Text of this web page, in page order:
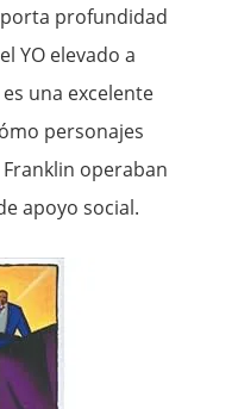
profundidad
YO elevado a
es una excelente
personajes
operaban
apoyo social.